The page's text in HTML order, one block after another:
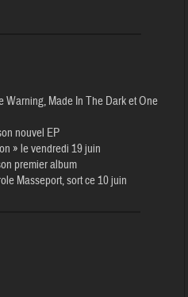
Warning, Made In The Dark et One
nouvel EP
» le vendredi 19 juin
premier album
Masseport, sort ce 10 juin